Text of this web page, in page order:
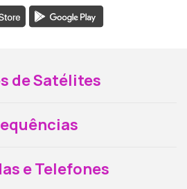
de Satélites
e Telefones